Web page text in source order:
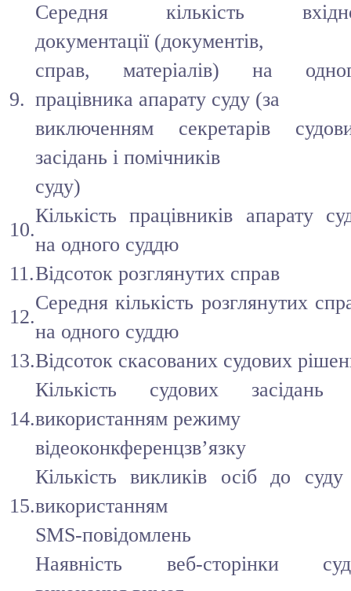
9.
Середня кількість
документації (документів,
справ, матеріалів) на
працівника апарату суду (за
виключенням секретарів
засідань і помічників
суду)
10.
Кількість працівників апарату
на одного суддю
11.Відсоток розглянутих справ
12.
Середня кількість розглянутих
на одного суддю
13.Відсоток скасованих судових
14.
Кількість судових засідань
використанням режиму
відеоконкференцзв’язку
15.
Кількість викликів осіб до
використанням
SMS-повідомлень
Наявність веб-сторінки